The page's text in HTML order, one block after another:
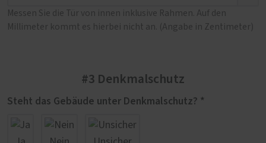
Messen Sie die Tür von innen inklusive Rahmen. Auf den
Millimeter kommt es hierbei nicht an. (Angabe in Zentimeter)
#3 Denkmalschutz
Steht das Gebäude unter Denkmalschutz? *